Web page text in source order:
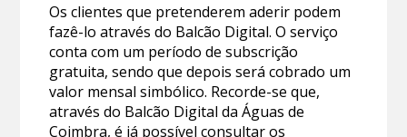
Os clientes que pretenderem aderir podem
fazê-lo através do Balcão Digital. O serviço
conta com um período de subscrição
gratuita, sendo que depois será cobrado um
valor mensal simbólico. Recorde-se que,
através do Balcão Digital da Águas de
Coimbra, é já possível consultar os